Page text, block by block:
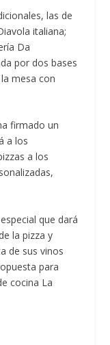
las de
italiana;
Da
por dos bases
mesa con
firmado un
a los
a los
que dará
la pizza y
de sus vinos
para
cocina La